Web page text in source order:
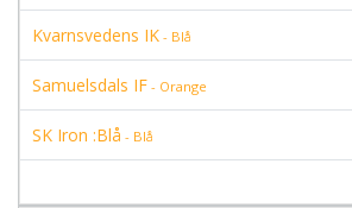
Kvarnsvedens IK - Blå
Samuelsdals IF - Orange
SK Iron :Blå - Blå